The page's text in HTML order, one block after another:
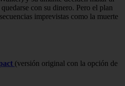
con su dinero. Pero el plan
imprevistas como la muerte
(versión original con la opción de